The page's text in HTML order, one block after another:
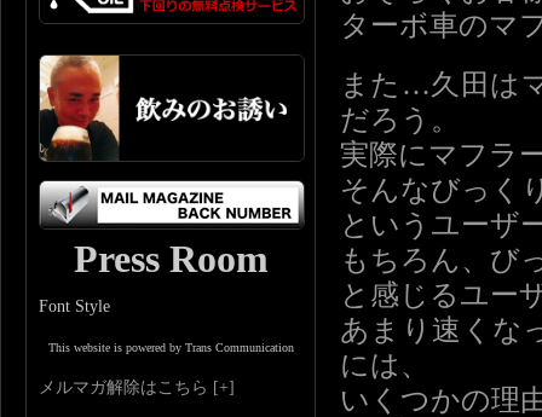
ターボ車のマ
また…久田は
だろう。
実際にマフラ
そんなびっく
というユーザ
もちろん、び
と感じるユー
あまり速くな
には、
いくつかの理
Press Room
Font Style
This website is powered by Trans Communication
メルマガ解除はこちら